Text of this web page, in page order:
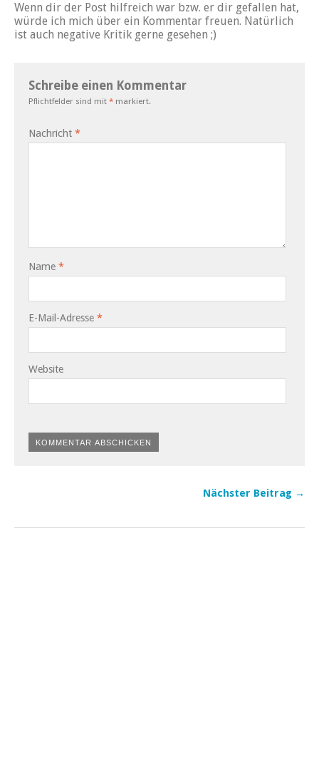
Wenn dir der Post hilfreich war bzw. er dir gefallen hat,
würde ich mich über ein Kommentar freuen. Natürlich
ist auch negative Kritik gerne gesehen ;)
Schreibe einen Kommentar
Pflichtfelder sind mit * markiert.
Nachricht *
Name *
E-Mail-Adresse *
Website
Nächster Beitrag →